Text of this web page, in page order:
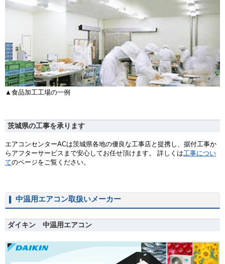
▲食品加工工場の一例
茨城県の工事を承ります
エアコンセンターACは茨城県各地の優良な工事店と提携し、据付工事か
らアフターサービスまで安心してお任せ頂けます。 詳しくは工事につい
てのページをご覧ください。
中温用エアコン取扱いメーカー
ダイキン 中温用エアコン